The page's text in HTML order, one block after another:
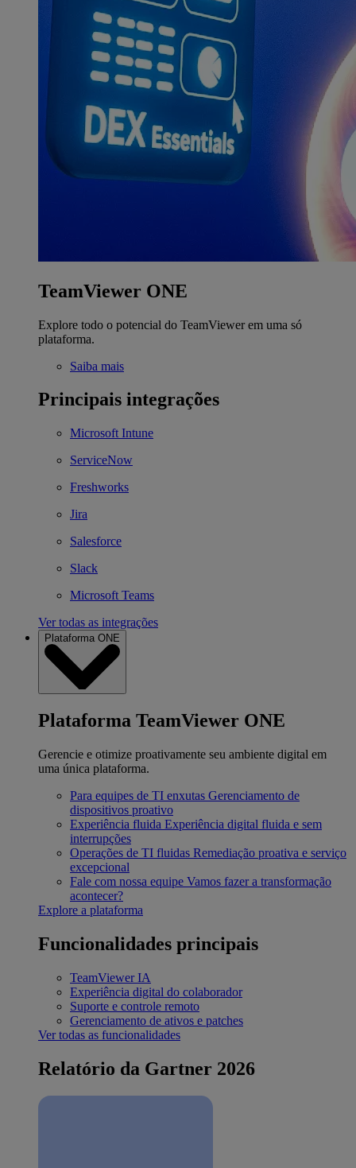
TeamViewer ONE
Explore todo o potencial do TeamViewer em uma só
plataforma.
Saiba mais
Principais integrações
Microsoft Intune
ServiceNow
Freshworks
Jira
Salesforce
Slack
Microsoft Teams
Ver todas as integrações
Plataforma ONE
Plataforma TeamViewer ONE
Gerencie e otimize proativamente seu ambiente digital em
uma única plataforma.
Para equipes de TI enxutas Gerenciamento de
dispositivos proativo
Experiência fluida Experiência digital fluida e sem
interrupções
Operações de TI fluidas Remediação proativa e serviço
excepcional
Fale com nossa equipe Vamos fazer a transformação
acontecer?
Explore a plataforma
Funcionalidades principais
TeamViewer IA
Experiência digital do colaborador
Suporte e controle remoto
Gerenciamento de ativos e patches
Ver todas as funcionalidades
Relatório da Gartner 2026